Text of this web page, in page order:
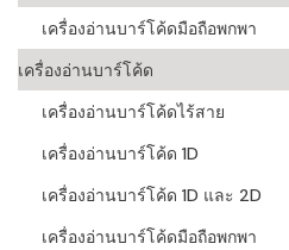
เครื่องอ่านบาร์โค้ดมือถือพกพา
เครื่องอ่านบาร์โค้ด
เครื่องอ่านบาร์โค้ดไร้สาย
เครื่องอ่านบาร์โค้ด 1D
เครื่องอ่านบาร์โค้ด 1D และ 2D
เครื่องอ่านบาร์โค้ดมือถือพกพา